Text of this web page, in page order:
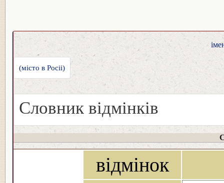
(місто в Росіі)
Словник відмінків
відмінок